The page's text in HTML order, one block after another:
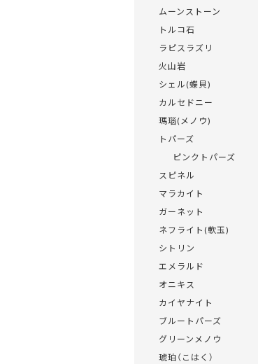
ムーンストーン
トルコ石
ラピスラズリ
火山岩
シェル(蝶貝)
カルセドニー
瑪瑙(メノウ)
トパーズ
ピンクトパーズ
スピネル
マラカイト
ガーネット
ネフライト(軟玉)
シトリン
エメラルド
オニキス
カイヤナイト
ブルートパーズ
グリーンメノウ
琥珀（こはく）